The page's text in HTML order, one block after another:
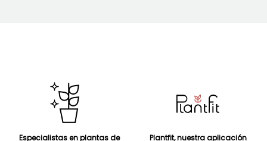
Especialistas en plantas de Plantfit, nuestra aplicación